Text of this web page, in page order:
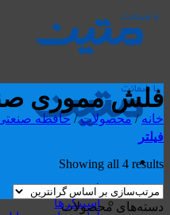
محصولات
اسپیکرها
فلش مموری
خانه / محصولات / حافظه
فیلتر
Showing all 4 results
دسته‌های محصولات